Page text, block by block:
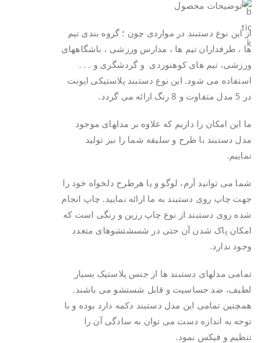
از این نوع دستبند در مواردی چون ؛ گروه بندی تیم
ها ، طرفداران تیم ها ، مدارس ورزشی ، باشگاههای
ورزشی، تیم های کوهنوردی و گردشگری و . . .
استفاده می شود. این نوع دستبند پلاستیکی ایونت
در 5 مدل متفاوت و 8 رنگ ارائه می گردد.
ما این امکان را داریم که علاوه بر مدلهای موجود
مدل دستبند با طرح و سلیقه شما را نیز تولید
نماییم.
شما می توانید آرم، لوگو و یا هرطرح دلخواه خود را
جهت چاپ روی دستبند به ما ارائه نمایید. چاپ انجام
شده روی دستبند از نوع چاپ رزین و رنگی است که
امکان پاک شدن آن حتی در شسشتشوهای متعدد
وجود ندارد.
تمامی مدلهای دستبند ها از جنس پلاستیک بسیار
لطیف، ضد حساسیت و قابل شستشو می باشند.
همچنین تمامی این مدل دستبند دکمه دارد بوده و با
توجه به اندازه دست می توان به سادگی آن را
تنظیم و فیکس نمود.